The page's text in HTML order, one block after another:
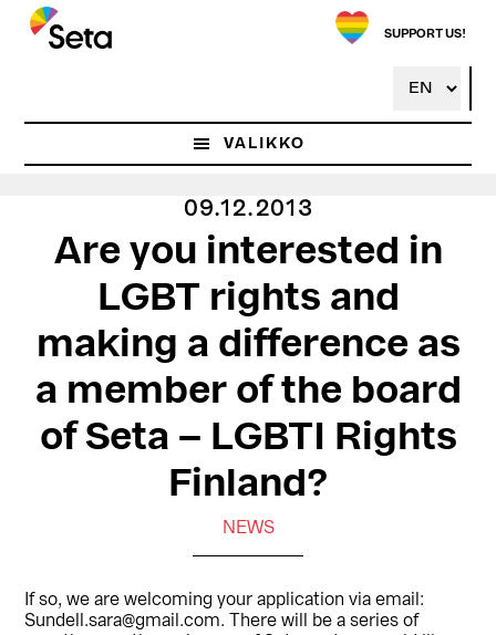
Hyppää
pääsisältöön
SUPPORT US!
VALIKKO
09.12.2013
Are you interested in
LGBT rights and
making a difference as
a member of the board
of Seta – LGBTI Rights
Finland?
NEWS
If so, we are welcoming your application via email:
Sundell.sara@gmail.com. There will be a series of